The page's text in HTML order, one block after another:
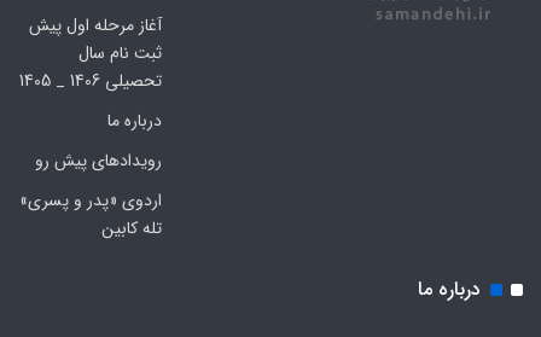
آغاز مرحله اول پیش
ثبت نام سال
تحصیلی 1406 _ 1405
درباره ما
رویدادهای پیش رو
اردوی «پدر و پسری»
تله کابین
درباره ما